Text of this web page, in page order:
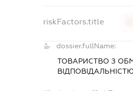
riskFactors.title
dossier.fullName:
ТОВАРИСТВО З